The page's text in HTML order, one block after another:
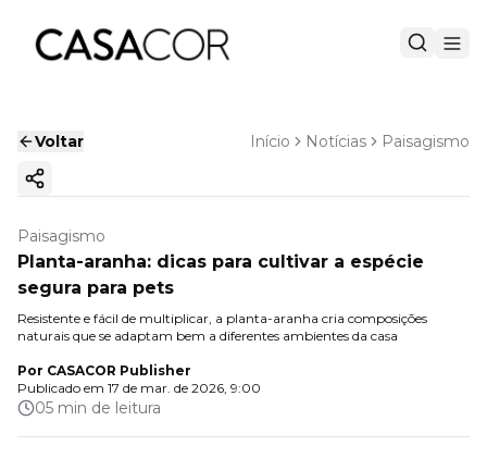
Voltar Início Notícias Paisagismo
Copiar link
Paisagismo
Planta-aranha: dicas para cultivar a espécie
segura para pets
Resistente e fácil de multiplicar, a planta-aranha cria composições
naturais que se adaptam bem a diferentes ambientes da casa
Por CASACOR Publisher
Publicado em 17 de mar. de 2026, 9:00
05 min de leitura